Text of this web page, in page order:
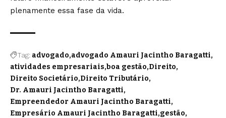
plenamente essa fase da vida.
Tag: advogado advogado Amauri Jacintho Baragatti
atividades empresariais boa gestão Direito
Direito Societário Direito Tributário
Dr. Amauri Jacintho Baragatti
Empreendedor Amauri Jacintho Baragatti
Empresário Amauri Jacintho Baragatti gestão